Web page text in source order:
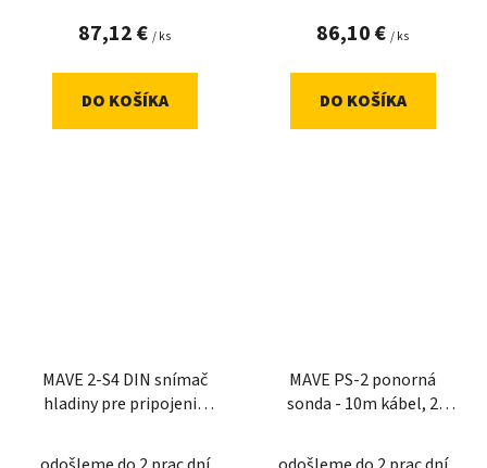
87,12 € / ks
DO KOŠÍKA
86,10 € / ks
DO KOŠÍKA
MAVE 2-S4 DIN snímač
hladiny pre pripojenie
MAVE PS-2 ponorná
sonda - 10m kábel, 2